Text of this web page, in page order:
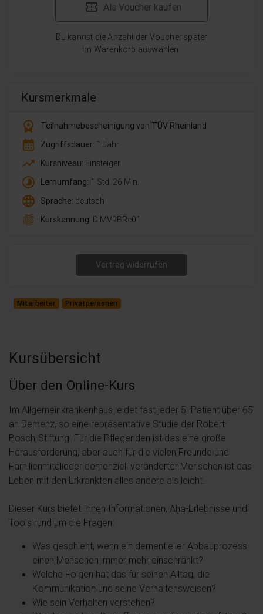
Als Voucher kaufen
Du kannst die Anzahl der Voucher später
im Warenkorb auswählen.
Kursmerkmale
workspace_premium
Teilnahmebescheinigung von TÜV Rheinland
calendar_month Zugriffsdauer: 1 Jahr
trending_up Kursniveau: Einsteiger
timelapse Lernumfang: 1 Std. 26 Min.
language Sprache: deutsch
fingerprint Kurskennung: DlMV9BRe01
Vertrag widerrufen
Mitarbeiter Privatpersonen
Kursübersicht
Über den Online-Kurs
Im Allgemeinkrankenhaus leidet fast jeder 5. Patient über 65
an Demenz, so eine repräsentative Studie der Robert-
Bosch-Stiftung. Für die Pflegenden ist das eine große
Herausforderung, aber auch für die vielen Freunde und
Familienmitglieder demenziell veränderter Menschen ist das
Leben mit den Erkrankten alles andere als leicht.
Dieser Kurs bietet Ihnen Informationen, Aha-Erlebnisse und
Tools rund um die Fragen:
Was geschieht, wenn ein dementieller Abbauprozess
einen Menschen immer mehr einschränkt?
Welche Folgen hat das für seinen Alltag, die
Kommunikation und seine Verhaltensweisen?
Wie sein Verhalten verstehen?